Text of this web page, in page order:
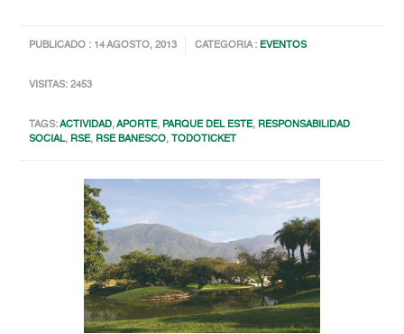
PUBLICADO : 14 AGOSTO, 2013 CATEGORIA : EVENTOS
VISITAS: 2453
TAGS:ACTIVIDAD,APORTE, PARQUE DEL ESTE, RESPONSABILIDAD
SOCIAL, RSE, RSE BANESCO, TODOTICKET